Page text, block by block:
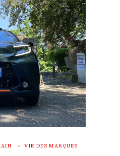
VIE DES MARQUES